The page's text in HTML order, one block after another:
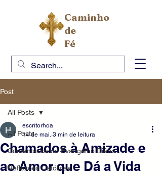
Caminho
de
Fé
Post
All Posts
Comentários do Evangelho Diário
Reflexões Católicas
All Posts
Chamados à Amizade e
ao Amor que Dá a Vida
escritorhoa
14 de mai. 3 min de leitura